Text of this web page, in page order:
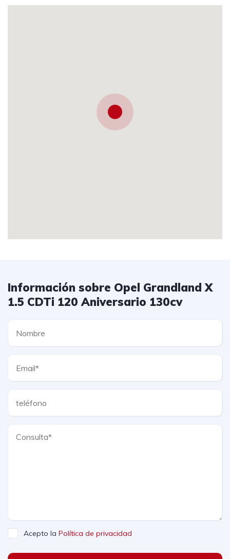
Información sobre Opel Grandland X
1.5 CDTi 120 Aniversario 130cv
Acepto la Política de privacidad